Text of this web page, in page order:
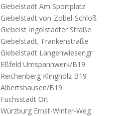
Giebelstadt Am Sportplatz
Giebelstadt von-Zobel-Schloß
Giebelst Ingolstadter Straße
Giebelstadt, Frankenstraße
Giebelstadt Langenwiesengr
Eßfeld Umspannwerk/B19
Reichenberg Klingholz B19
Albertshausen/B19
Fuchsstadt Ort
Würzburg Ernst-Winter-Weg